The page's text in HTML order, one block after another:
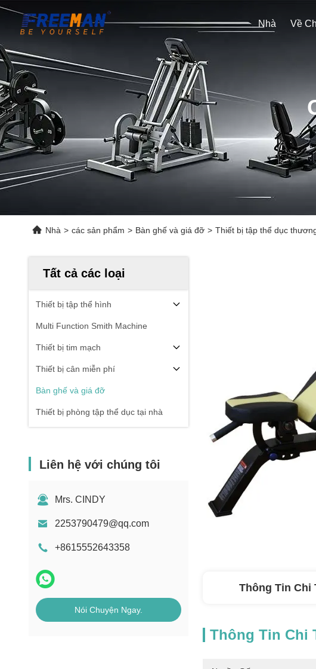
Nhà
Nhà > các sản phẩm > Bàn ghế và giá đỡ > Thiết bị tập thể dục
Tất cả các loại
Thiết bị tập thể hình
Multi Function Smith Machine
Thiết bị tim mạch
Thiết bị cân miễn phí
Bàn ghế và giá đỡ
Thiết bị phòng tập thể dục tại nhà
Liên hệ với chúng tôi
Mrs. CINDY
2253790479@qq.com
+8615552643358
Nói Chuyện Ngay.
Thông Tin Chi
Thông Tin Chi